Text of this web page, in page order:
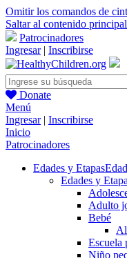
Omitir los comandos de
Saltar al contenido principal
Patrocinadores
Ingresar| Inscribirse
Donate
Menú
Ingresar| Inscribirse
Inicio
Patrocinadores
Edades y Etapas
Edades y
Adulto
Bebé
Escuela
Niño